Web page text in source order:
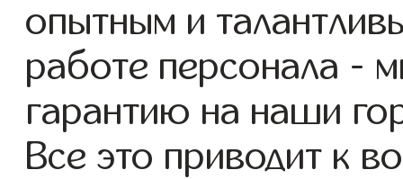
опытным и
работе персонала -
гарантию на наши
Все это приводит к